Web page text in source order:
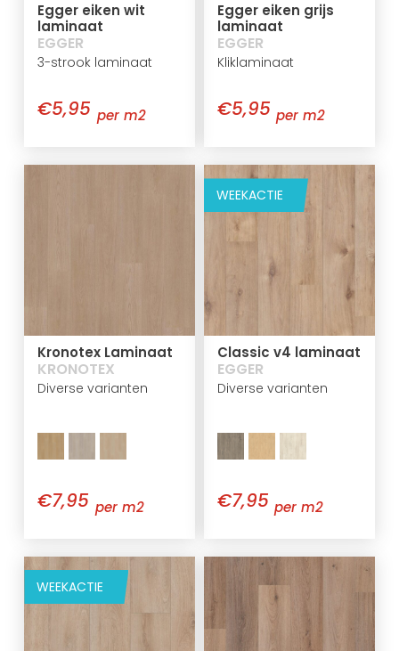
Egger eiken wit
laminaat
EGGER
3-strook laminaat
€5,95 per m2
Egger eiken grijs
laminaat
EGGER
Kliklaminaat
€5,95 per m2
Kronotex Laminaat
KRONOTEX
Diverse varianten
€7,95 per m2
WEEKACTIE
Classic v4 laminaat
EGGER
Diverse varianten
€7,95 per m2
WEEKACTIE